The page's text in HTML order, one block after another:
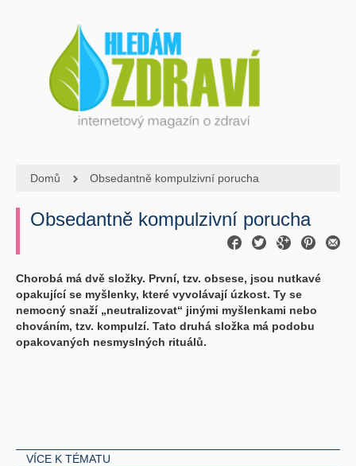
Domů Obsedantně kompulzivní porucha
Obsedantně kompulzivní porucha
Chorobá má dvě složky. První, tzv. obsese, jsou nutkavé
opakující se myšlenky, které vyvolávají úzkost. Ty se
nemocný snaží „neutralizovat“ jinými myšlenkami nebo
chováním, tzv. kompulzí. Tato druhá složka má podobu
opakovaných nesmyslných rituálů.
VÍCE K TÉMATU